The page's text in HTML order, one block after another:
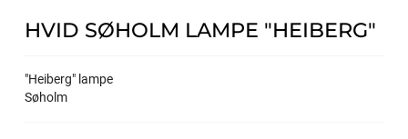
HVID SØHOLM LAMPE "HEIBERG"
"Heiberg" lampe
Søholm